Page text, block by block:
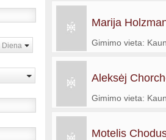
Diena
Marija
Gimimo vieta:
Aleksėj
Gimimo vieta:
Motelis